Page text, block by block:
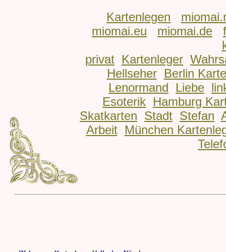
Kartenlegen
miomai.eu
miomai.de
privat Kartenleger
Hellseher
Berlin
Lenormand
Liebe
Esoterik Hamburg
Skatkarten Stadt Stefan
Arbeit
München